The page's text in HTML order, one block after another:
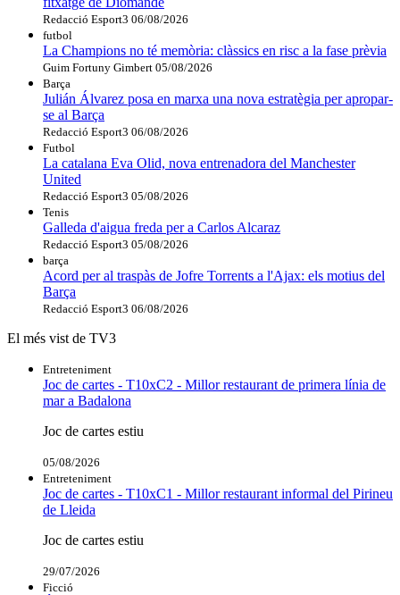
Redacció Esport3 06/08/2026
futbol
La Champions no té memòria: clàssics en risc a la fase prèvia
Guim Fortuny Gimbert 05/08/2026
Barça
Julián Álvarez posa en marxa una nova estratègia per apropar-
se al Barça
Redacció Esport3 06/08/2026
Futbol
La catalana Eva Olid, nova entrenadora del Manchester
United
Redacció Esport3 05/08/2026
Tenis
Galleda d'aigua freda per a Carlos Alcaraz
Redacció Esport3 05/08/2026
barça
Acord per al traspàs de Jofre Torrents a l'Ajax: els motius del
Barça
Redacció Esport3 06/08/2026
El més vist de TV3
Entreteniment
Joc de cartes - T10xC2 - Millor restaurant de primera línia de
mar a Badalona
Joc de cartes estiu
05/08/2026
Entreteniment
Joc de cartes - T10xC1 - Millor restaurant informal del Pirineu
de Lleida
Joc de cartes estiu
29/07/2026
Ficció